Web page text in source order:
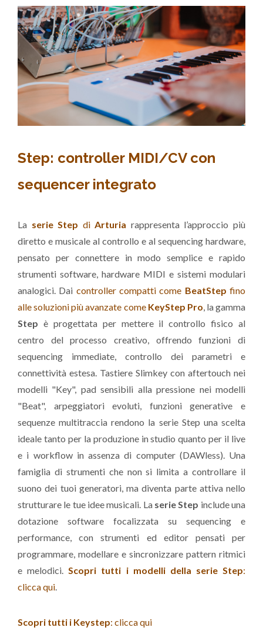
Step: controller MIDI/CV con
sequencer integrato
La serie Step diArturia rappresenta l’approccio più
diretto e musicale al controllo e al sequencing hardware,
pensato per connettere in modo semplice e rapido
strumenti software, hardware MIDI e sistemi modulari
analogici. Dai controller compatti come BeatStep fino
alle soluzioni più avanzate come KeyStep Pro, la gamma
Step è progettata per mettere il controllo fisico al
centro del processo creativo, offrendo funzioni di
sequencing immediate, controllo dei parametri e
connettività estesa. Tastiere Slimkey con aftertouch nei
modelli "Key", pad sensibili alla pressione nei modelli
"Beat", arpeggiatori evoluti, funzioni generative e
sequenze multitraccia rendono la serie Step una scelta
ideale tanto per la produzione in studio quanto per il live
e i workflow in assenza di computer (DAWless). Una
famiglia di strumenti che non si limita a controllare il
suono dei tuoi generatori, ma diventa parte attiva nello
strutturare le tue idee musicali. La serie Step include una
dotazione software focalizzata su sequencing e
performance, con strumenti ed editor pensati per
programmare, modellare e sincronizzare pattern ritmici
e melodici.Scopri tutti i modelli della serie Step:
clicca qui.
Scopri tutti i Keystep: clicca qui